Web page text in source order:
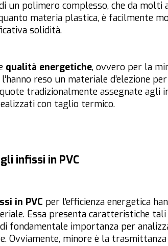
un polimero complesso, che da molti
materia plastica, è facilmente
solidità.
qualità energetiche, ovvero per la
reso un materiale d’elezione
tradizionalmente assegnate agli
con taglio termico.
infissi in PVC
in PVC per l’efficienza energetica
Essa presenta caratteristiche
fondamentale importanza per
Ovviamente, minore è la